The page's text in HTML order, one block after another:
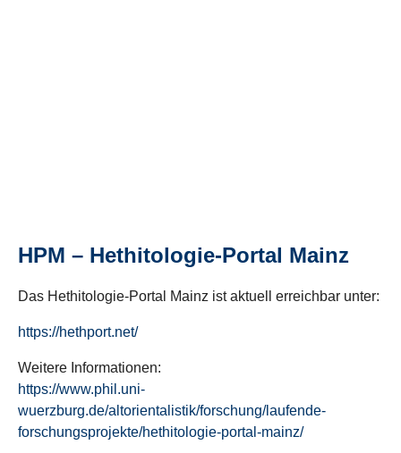
HPM – Hethitologie-Portal Mainz
Das Hethitologie-Portal Mainz ist aktuell erreichbar unter:
https://hethport.net/
Weitere Informationen:
https://www.phil.uni-
wuerzburg.de/altorientalistik/forschung/laufende-
forschungsprojekte/hethitologie-portal-mainz/